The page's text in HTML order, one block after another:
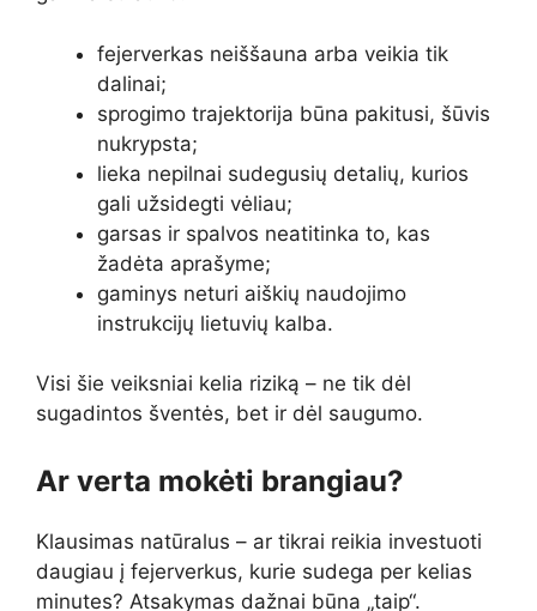
fejerverkas neiššauna arba veikia tik
dalinai;
sprogimo trajektorija būna pakitusi, šūvis
nukrypsta;
lieka nepilnai sudegusių detalių, kurios
gali užsidegti vėliau;
garsas ir spalvos neatitinka to, kas
žadėta aprašyme;
gaminys neturi aiškių naudojimo
instrukcijų lietuvių kalba.
Visi šie veiksniai kelia riziką – ne tik dėl
sugadintos šventės, bet ir dėl saugumo.
Ar verta mokėti brangiau?
Klausimas natūralus – ar tikrai reikia investuoti
daugiau į fejerverkus, kurie sudega per kelias
minutes? Atsakymas dažnai būna „taip“.